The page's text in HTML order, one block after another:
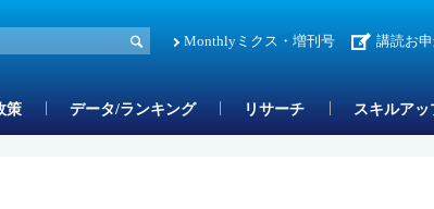
Monthlyミクス・増刊号 講読お
策 データ/ランキング リサーチ スキルア